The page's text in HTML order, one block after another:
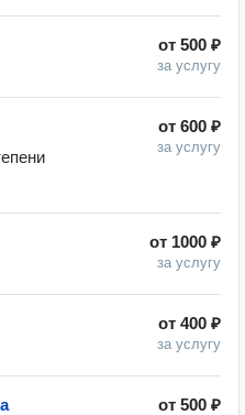
от 500 ₽
за услугу
от 600 ₽
за услугу
от 1000 ₽
за услугу
от 400 ₽
за услугу
от 500 ₽